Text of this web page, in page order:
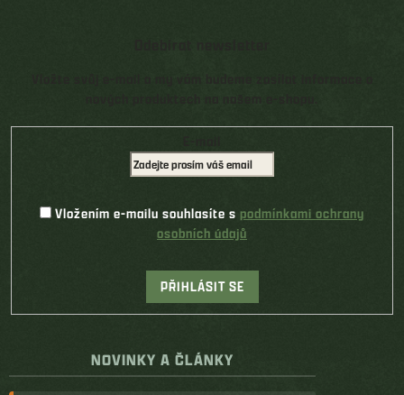
Vložením e-mailu souhlasíte s podmínkami ochrany
osobních údajů
PŘIHLÁSIT SE
NOVINKY A ČLÁNKY